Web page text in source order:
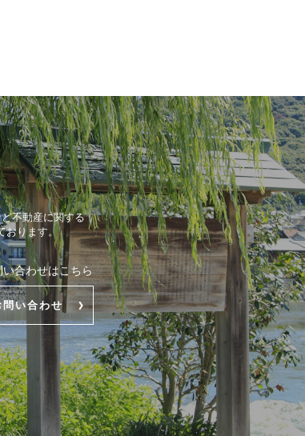
不動産に関する
おります。
合わせはこちら
い合わせ